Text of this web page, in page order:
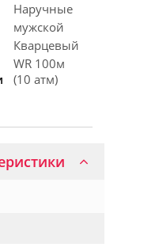
Наручные
мужской
Кварцевый
WR 100м
(10 атм)